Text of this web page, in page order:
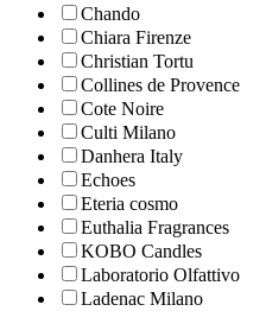
Chando
Chiara Firenze
Christian Tortu
Collines de Рrovencе
Cote Noire
Culti Milano
Danhera Italy
Echoes
Eteria cosmo
Euthalia Fragrances
KOBO Candles
Laboratorio Olfattivo
Ladenac Milano